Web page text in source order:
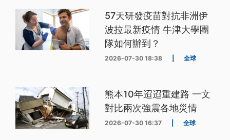
57天研發疫苗對抗非洲伊
波拉最新疫情 牛津大學團
隊如何辦到？
2026-07-30 18:38 全球
熊本10年迢迢重建路 一文
對比兩次強震各地災情
2026-07-30 16:37 全球